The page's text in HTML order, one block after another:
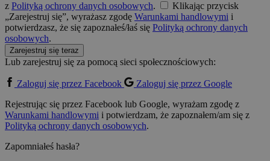
z Polityką ochrony danych osobowych.
Klikając przycisk
„Zarejestruj się”, wyrażasz zgodę Warunkami handlowymi i
potwierdzasz, że się zapoznałeś/łaś się Polityką ochrony danych
osobowych.
Zarejestruj się teraz
Lub zarejestruj się za pomocą sieci społecznościowych:
Zaloguj się przez Facebook
Zaloguj się przez Google
Rejestrując się przez Facebook lub Google, wyrażam zgodę z
Warunkami handlowymi i potwierdzam, że zapoznałem/am się z
Polityką ochrony danych osobowych.
Zapomniałeś hasła?